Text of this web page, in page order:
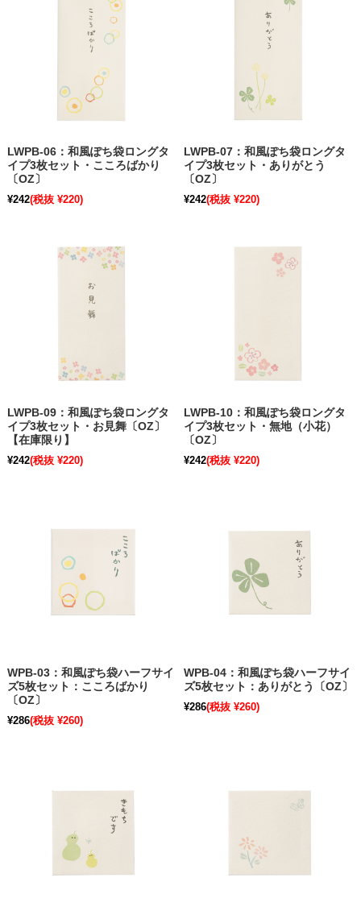
LWPB-06：和風ぽち袋ロングタ
イプ3枚セット・こころばかり
〔OZ〕
¥242(税抜 ¥220)
LWPB-07：和風ぽち袋ロングタ
イプ3枚セット・ありがとう
〔OZ〕
¥242(税抜 ¥220)
LWPB-09：和風ぽち袋ロングタ
イプ3枚セット・お見舞〔OZ〕
【在庫限り】
¥242(税抜 ¥220)
LWPB-10：和風ぽち袋ロングタ
イプ3枚セット・無地（小花）
〔OZ〕
¥242(税抜 ¥220)
WPB-03：和風ぽち袋ハーフサイ
ズ5枚セット：こころばかり
〔OZ〕
¥286(税抜 ¥260)
WPB-04：和風ぽち袋ハーフサイ
ズ5枚セット：ありがとう〔OZ〕
¥286(税抜 ¥260)